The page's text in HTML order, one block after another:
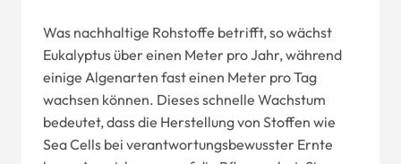
Was nachhaltige Rohstoffe betrifft, so wächst
Eukalyptus über einen Meter pro Jahr, während
einige Algenarten fast einen Meter pro Tag
wachsen können. Dieses schnelle Wachstum
bedeutet, dass die Herstellung von Stoffen wie
Sea Cells bei verantwortungsbewusster Ernte